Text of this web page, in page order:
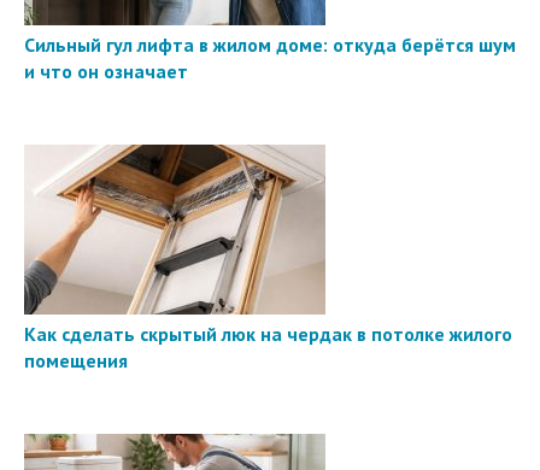
Сильный гул лифта в жилом доме: откуда берётся шум
и что он означает
Как сделать скрытый люк на чердак в потолке жилого
помещения